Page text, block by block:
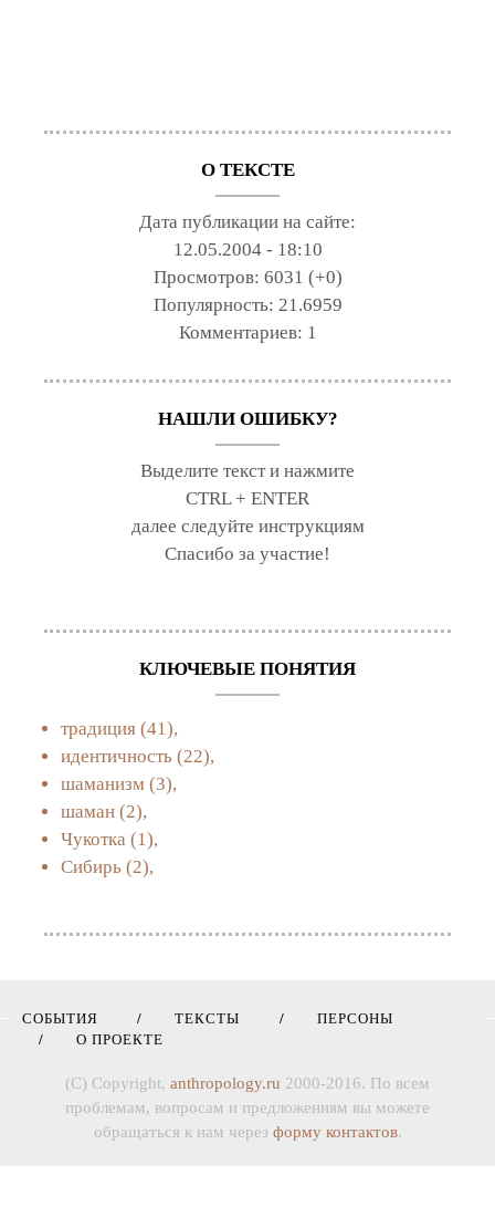
О ТЕКСТЕ
Дата публикации на сайте:
12.05.2004 - 18:10
Просмотров: 6031 (+0)
Популярность: 21.6959
Комментариев: 1
НАШЛИ ОШИБКУ?
Выделите текст и нажмите
CTRL + ENTER
далее следуйте инструкциям
Спасибо за участие!
КЛЮЧЕВЫЕ ПОНЯТИЯ
традиция (41),
идентичность (22),
шаманизм (3),
шаман (2),
Чукотка (1),
Сибирь (2),
СОБЫТИЯ ТЕКСТЫ
ПЕРСОНЫ
О ПРОЕКТЕ
(C) Copyright, anthropology.ru 2000-2016. По всем
проблемам, вопросам и предложениям вы можете
обращаться к нам через форму контактов.